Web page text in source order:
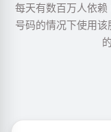
每天有数百万人依
号码的情况下使用